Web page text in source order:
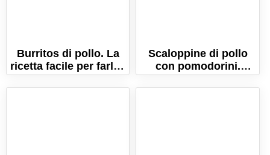
Burritos di pollo. La
ricetta facile per farli a
casa!
Scaloppine di pollo
con pomodorini.
Ricetta con cremina
ricca e gustosa!